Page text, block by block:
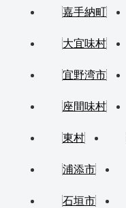
嘉手納町
大宜味村
宜野湾市
座間味村
東村
浦添市
石垣市